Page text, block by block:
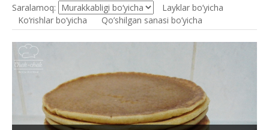
Saralamoq:
Layklar bo’yicha
Ko‘rishlar bo‘yicha
Qo’shilgan sanasi bo’yicha